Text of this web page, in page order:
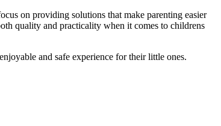
on providing solutions that make parenting easier
quality and practicality when it comes to childrens
and safe experience for their little ones.